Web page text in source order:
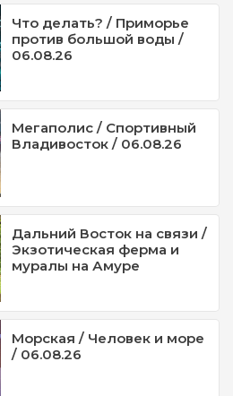
Что делать? / Приморье
против большой воды /
06.08.26
Мегаполис / Спортивный
Владивосток / 06.08.26
Дальний Восток на связи /
Экзотическая ферма и
муралы на Амуре
Морская / Человек и море
/ 06.08.26